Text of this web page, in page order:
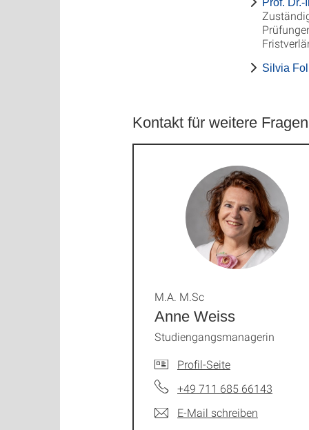
Prof.
Silvia
Kontakt für weitere Fragen
Anne Weiss
M.A. M.Sc
Studiengangsmanagerin
Profil-Seite
+49 711 685 66143
E-Mail schreiben